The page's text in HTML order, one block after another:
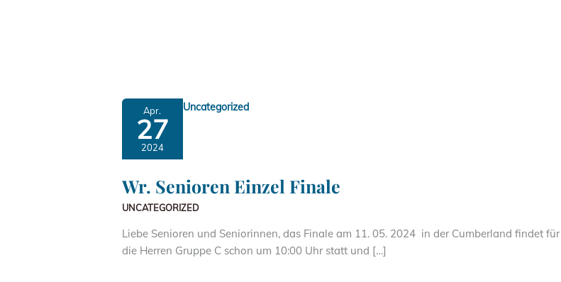
Apr.
27
2024
Uncategorized
Wr. Senioren Einzel Finale
UNCATEGORIZED
Liebe Senioren und Seniorinnen, das Finale am 11. 05. 2024 in der Cumberland findet für
die Herren Gruppe C schon um 10:00 Uhr statt und […]